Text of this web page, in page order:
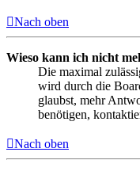
Nach oben
Wieso kann ich nicht
Die maximal
wird durch die
glaubst, mehr
benötigen,
Nach oben